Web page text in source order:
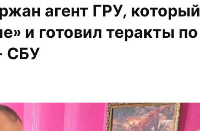
агент ГРУ, который
и готовил теракты по
СБУ